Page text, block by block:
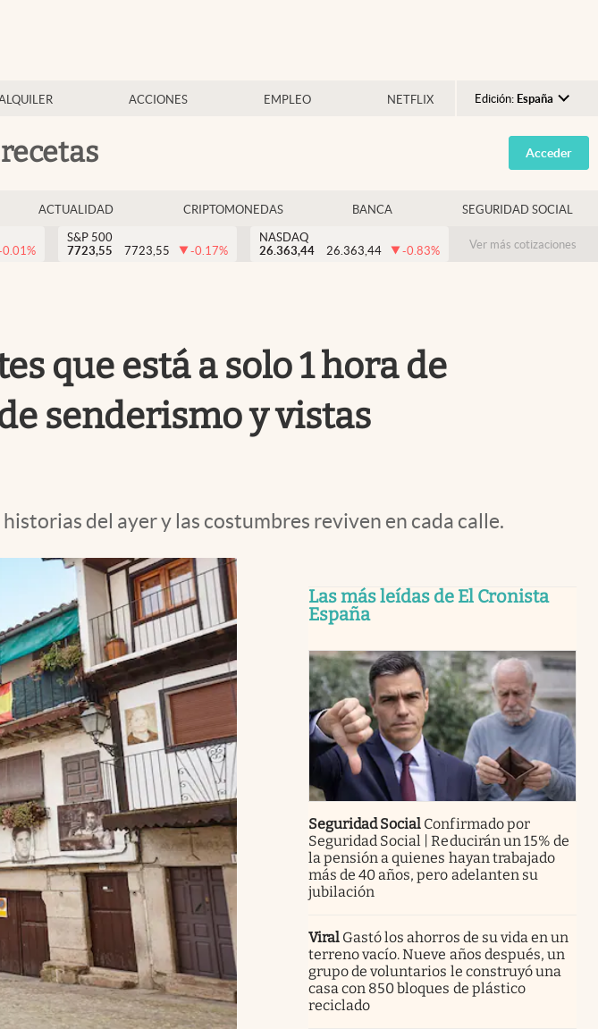
ACCIONES EMPLEO NETFLIX Edición: España
Argentina
España
USA
Colombia
Acceder
ACTUALIDAD CRIPTOMONEDAS BANCA SEGURIDAD SOCIAL
0.01%
S&P 500
7723,55
7723,55 -0.17%
NASDAQ
26.363,44
26.363,44 -0.83% Ver más cotizaciones
que está a solo 1 hora de
senderismo y vistas
del ayer y las costumbres reviven en cada calle.
Las más leídas de El Cronista
España
Seguridad Social Confirmado por
Seguridad Social | Reducirán un 15% de
la pensión a quienes hayan trabajado
más de 40 años, pero adelanten su
jubilación
Viral Gastó los ahorros de su vida en un
terreno vacío. Nueve años después, un
grupo de voluntarios le construyó una
casa con 850 bloques de plástico
reciclado